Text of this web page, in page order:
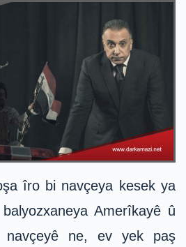
îro bi navçeya kesek ya
Amerîkayê û
ne, ev yek paş